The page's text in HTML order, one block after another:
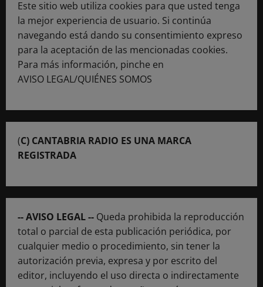
Este sitio web utiliza cookies para que usted tenga
la mejor experiencia de usuario. Si continúa
navegando está dando su consentimiento expreso
para la aceptación de las mencionadas cookies.
Para más información, pinche en
AVISO LEGAL/QUIÉNES SOMOS
(C) CANTABRIA RADIO ES UNA MARCA
REGISTRADA
-- AVISO LEGAL -- Queda prohibida la reproducción
total o parcial de esta publicación periódica, por
cualquier medio o procedimiento, sin tener la
autorización previa, expresa y por escrito del
editor, incluyendo el uso directa o indirectamente